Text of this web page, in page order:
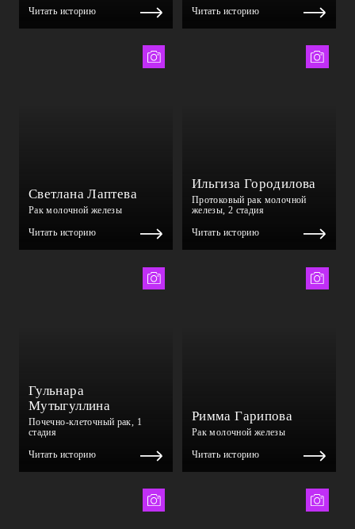
Читать историю Читать историю
Милена Асабина
Светлана Лаптева
Рак молочной железы
Читать историю
Самира Маманазарова
Ильгиза Городилова
Протоковый рак молочной
железы, 2 стадия
Читать историю
Диана Исламова
Гульнара
Мутыгуллина
Почечно-клеточный рак, 1
стадия
Читать историю
Альбина Будкевич
Римма Гарипова
Рак молочной железы
Читать историю
Тимур Биктимеров Альбина Хасаншина